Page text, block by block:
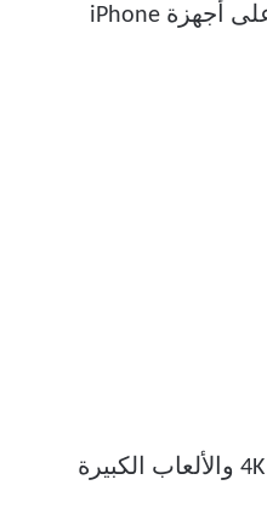
مع نصف مساحة التخزين على أجهزة iPhone
بفضل مقاطع الفيديو بدقة 4K والألعاب الكبيرة